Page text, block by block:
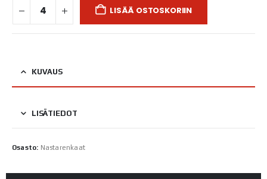
LISÄÄ OSTOSKORIIN
KUVAUS
LISÄTIEDOT
Osasto: Nastarenkaat